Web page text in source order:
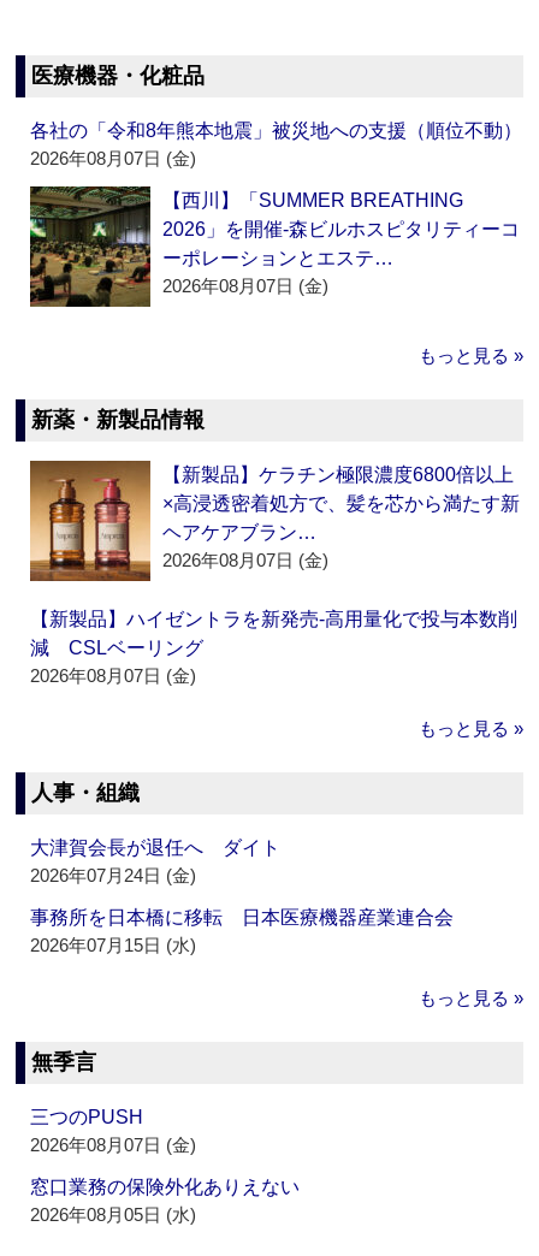
医療機器・化粧品
各社の「令和8年熊本地震」被災地への支援（順位不動）
2026年08月07日 (金)
【西川】「SUMMER BREATHING
2026」を開催‐森ビルホスピタリティーコ
ーポレーションとエステ…
2026年08月07日 (金)
もっと見る »
新薬・新製品情報
【新製品】ケラチン極限濃度6800倍以上
×高浸透密着処方で、髪を芯から満たす新
ヘアケアブラン…
2026年08月07日 (金)
【新製品】ハイゼントラを新発売‐高用量化で投与本数削
減 CSLベーリング
2026年08月07日 (金)
もっと見る »
人事・組織
大津賀会長が退任へ ダイト
2026年07月24日 (金)
事務所を日本橋に移転 日本医療機器産業連合会
2026年07月15日 (水)
もっと見る »
無季言
三つのPUSH
2026年08月07日 (金)
窓口業務の保険外化ありえない
2026年08月05日 (水)